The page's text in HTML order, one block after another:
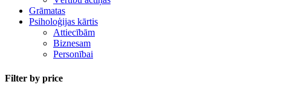
Grāmatas
Psiholoģijas kārtis
Attiecībām
Biznesam
Personībai
Filter by price